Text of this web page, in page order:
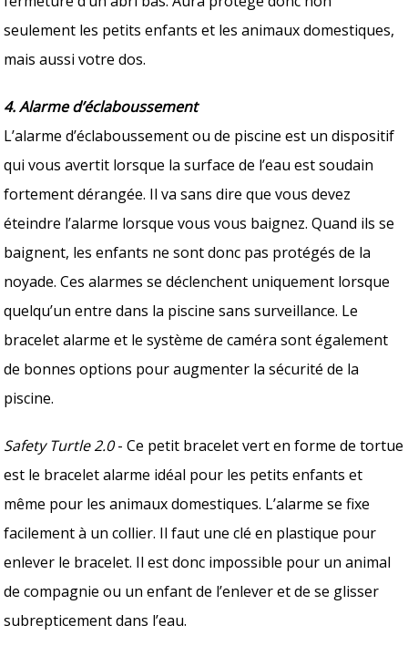
seulement les petits enfants et les animaux domestiques,
mais aussi votre dos.
4. Alarme d’éclaboussement
L’alarme d’éclaboussement ou de piscine est un dispositif
qui vous avertit lorsque la surface de l’eau est soudain
fortement dérangée. Il va sans dire que vous devez
éteindre l’alarme lorsque vous vous baignez. Quand ils se
baignent, les enfants ne sont donc pas protégés de la
noyade. Ces alarmes se déclenchent uniquement lorsque
quelqu’un entre dans la piscine sans surveillance. Le
bracelet alarme et le système de caméra sont également
de bonnes options pour augmenter la sécurité de la
piscine.
Safety Turtle 2.0- Ce petit bracelet vert en forme de tortue
est le bracelet alarme idéal pour les petits enfants et
même pour les animaux domestiques. L’alarme se fixe
facilement à un collier. Il faut une clé en plastique pour
enlever le bracelet. Il est donc impossible pour un animal
de compagnie ou un enfant de l’enlever et de se glisser
subrepticement dans l’eau.